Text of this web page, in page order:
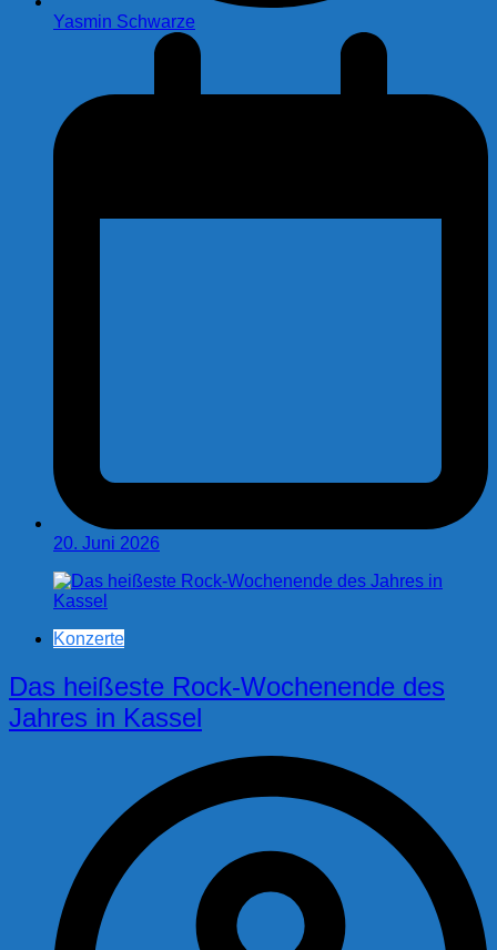
Yasmin Schwarze
20. Juni 2026
Konzerte
Das heißeste Rock-Wochenende des
Jahres in Kassel